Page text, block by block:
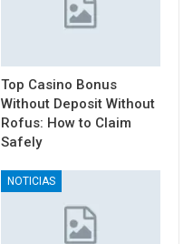
Top Casino Bonus
Without Deposit Without
Rofus: How to Claim
Safely
NOTICIAS